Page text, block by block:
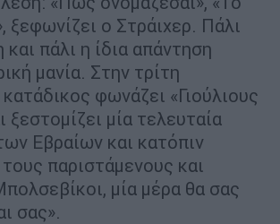
ξεφωνίζει ο Στράιχερ. Πάλι
πάλι η ίδια απάντηση
μανία. Στην τρίτη
φωνάζει «Γιούλιους
ξεστομίζει μία τελευταία
Εβραίων και κατόπιν
παριστάμενους και
μία μέρα θα σας
σας».